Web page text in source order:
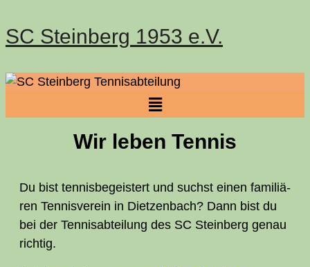
SC Steinberg 1953 e.V.
Wir leben Tennis
Du bist ten­nis­be­geis­tert und suchst einen fami­liä­
ren Ten­nis­ver­ein in Diet­zen­bach? Dann bist du
bei der Tennis­abteilung des SC Stein­berg genau
richtig.